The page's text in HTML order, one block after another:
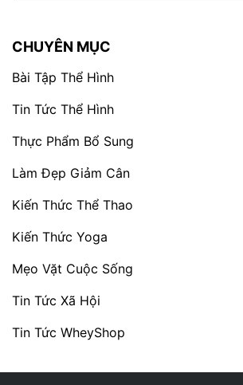
CHUYÊN MỤC
Bài Tập Thể Hình
Tin Tức Thể Hình
Thực Phẩm Bổ Sung
Làm Đẹp Giảm Cân
Kiến Thức Thể Thao
Kiến Thức Yoga
Mẹo Vặt Cuộc Sống
Tin Tức Xã Hội
Tin Tức WheyShop